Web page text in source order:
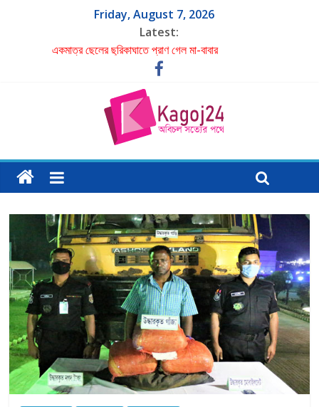
Friday, August 7, 2026
Latest:
একমাত্র ছেলের ছুরিকাঘাতে প্রাণ গেল মা-বাবার
পরবর্তী রাষ্ট্রপতির নাম ঠিক হবে বিএনপির স্থায়ী কমিটির বৈঠকে: মির্জা
গাজী নজরুলকে ঘিরে বিতর্কে বিব্রত জামায়াত
শাহ মোহাম্মদ ইমরান এর লেখা- বিচার চাই
রাষ্ট্রপতি মো. সাহাবুদ্দিনের পদত্যাগ: নতুন রাষ্ট্রপতি নির্বাচিত না হওয়া
পর্যন্ত দায়িত্বে স্পিকার হাফিজ উদ্দিন আহমদ